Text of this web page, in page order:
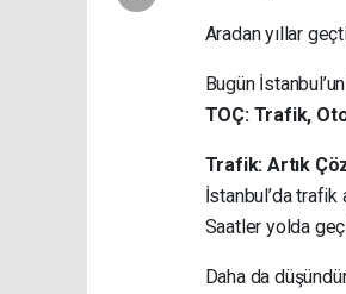
Aradan yıllar
Bugün
TOÇ: Trafik,
Trafik: Artık
İstanbul’da trafik
Saatler yolda
Daha da